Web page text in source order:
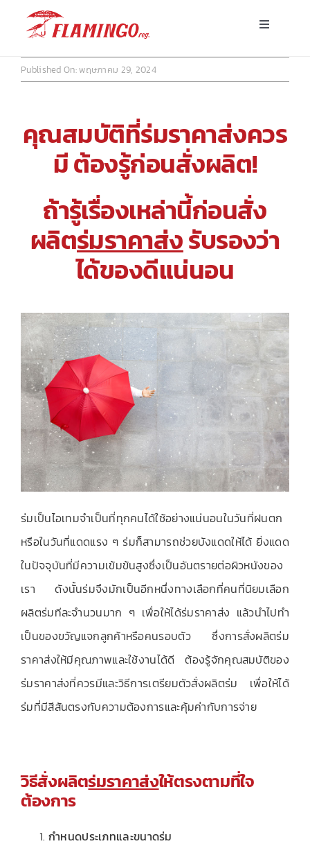
content
Toggle
หน้าแรก
ร่มโฆษณาสั่งผลิต
ร่มอื่นๆ
ขาตั้ง
เกี่ยวกับเรา
ติดต่อเรา
Published On: พฤษภาคม 29, 2024
คุณสมบัติที่ร่มราคาส่งควร
มี ต้องรู้ก่อนสั่งผลิต!
ถ้ารู้เรื่องเหล่านี้ก่อนสั่ง
ผลิตร่มราคาส่งรับรองว่า
ได้ของดีแน่นอน
ร่มเป็นไอเทมจำเป็นที่ทุกคนได้ใช้อย่างแน่นอนในวันที่ฝนตก
หรือในวันที่แดดแรง ๆ ร่มก็สามารถช่วยบังแดดให้ได้ ยิ่งแดด
ในปัจจุบันที่มีความเข้มข้นสูงซึ่งเป็นอันตรายต่อผิวหนังของ
เรา ดังนั้นร่มจึงมักเป็นอีกหนึ่งทางเลือกที่คนที่นิยมเลือก
ผลิตร่มทีละจำนวนมาก ๆ เพื่อให้ได้ร่มราคาส่ง แล้วนำไปทำ
เป็นของขวัญแจกลูกค้าหรือคนรอบตัว ซึ่งการสั่งผลิตร่ม
ราคาส่งให้มีคุณภาพและใช้งานได้ดี ต้องรู้จักคุณสมบัติของ
ร่มราคาส่งที่ควรมีและวิธีการเตรียมตัวสั่งผลิตร่ม เพื่อให้ได้
ร่มที่มีสีสันตรงกับความต้องการและคุ้มค่ากับการจ่าย
วิธีสั่งผลิตร่มราคาส่งให้ตรงตามที่ใจ
ต้องการ
กำหนดประเภทและขนาดร่ม